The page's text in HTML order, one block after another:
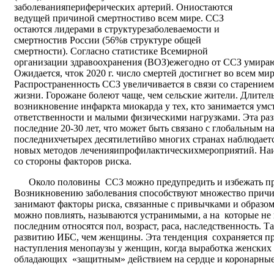
заболеванияпериферических артерий. Ониостаются
ведущей причиной смертностиво всем мире. ССЗ
остаются лидерами в структурезаболеваемости и
смертностив России (56%в структуре общей
смертности). Согласно статистике Всемирной
организации здравоохранения (ВОЗ)ежегодно от ССЗ
Ожидается, чток 2020 г. число смертей достигнет во всем
Распространенность ССЗ увеличивается в связи со
жизни. Горожане болеют чаще, чем сельские жители.
возникновение инфаркта миокарда у тех, кто занимается
ответственности и малыми физическими нагрузками. Эта
последние 20-30 лет, что может быть связано с глобальным
последнихчетырех десятилетийво многих странах
новых методов леченияипрофилактическихмероприятий.
со стороны факторов риска.
Около половины ССЗ можно предупредить и избежать
Возникновению заболевания способствуют множество
занимают факторы риска, связанные с привычками и
можно повлиять, называются устранимыми, а на которые
последним относятся пол, возраст, раса,
развитию ИБС, чем женщины. Эта тенденция сохраняется
наступления менопаузы у женщин, когда выработка
обладающих «защитным» действием на сердце и коронарные